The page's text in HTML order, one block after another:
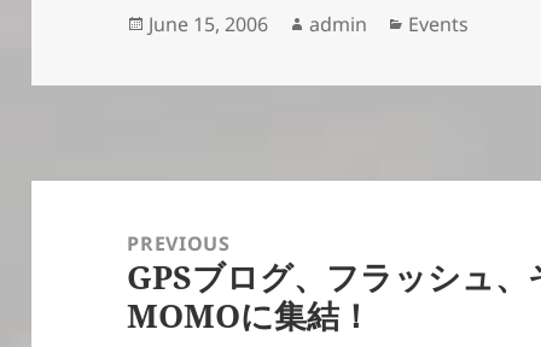
Posted
June 15, 2006 Author
admin Categories
Events
navigationPREVIOUS
Previous
post:
GPSブログ、フラッシュ
MOMOに集結！